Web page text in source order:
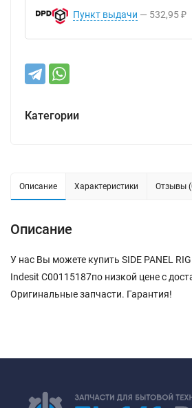
Пункт выдачи 532,95 ₽
Категории
Описание Характеристики Отзывы
Описание
У нас Вы можете купить SIDE PANEL
Indesit C00115187по низкой цене с
Оригинальные запчасти. Гарантия!